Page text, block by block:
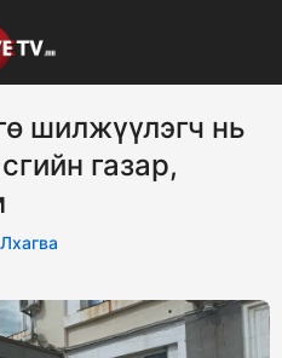
шилжүүлэгч нь
газар,